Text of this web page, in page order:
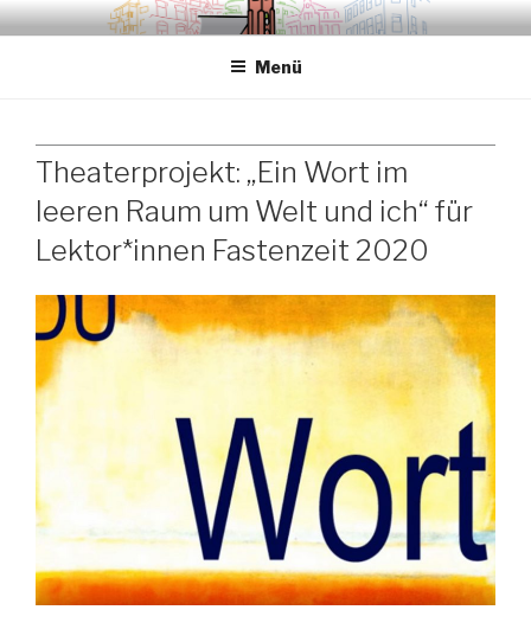
Zum
Inhalt
.sredna – anders.
Menü
Theaterprojekt: „Ein Wort im
leeren Raum um Welt und ich“ für
Lektor*innen Fastenzeit 2020